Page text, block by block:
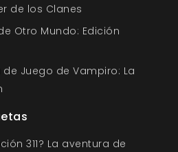
de los Clanes
Otro Mundo: Edición
Juego de Vampiro: La
311? La aventura de